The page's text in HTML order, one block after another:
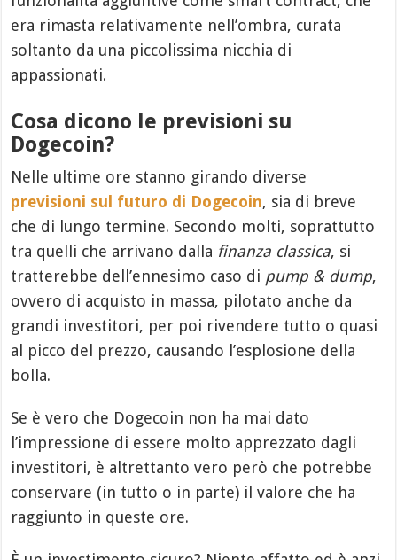
era rimasta relativamente nell’ombra, curata
soltanto da una piccolissima nicchia di
appassionati.
Cosa dicono le previsioni su
Dogecoin?
Nelle ultime ore stanno girando diverse
previsioni sul futuro di Dogecoin, sia di breve
che di lungo termine. Secondo molti, soprattutto
tra quelli che arrivano dalla finanza classica, si
tratterebbe dell’ennesimo caso di pump & dump,
ovvero di acquisto in massa, pilotato anche da
grandi investitori, per poi rivendere tutto o quasi
al picco del prezzo, causando l’esplosione della
bolla.
Se è vero che Dogecoin non ha mai dato
l’impressione di essere molto apprezzato dagli
investitori, è altrettanto vero però che potrebbe
conservare (in tutto o in parte) il valore che ha
raggiunto in queste ore.